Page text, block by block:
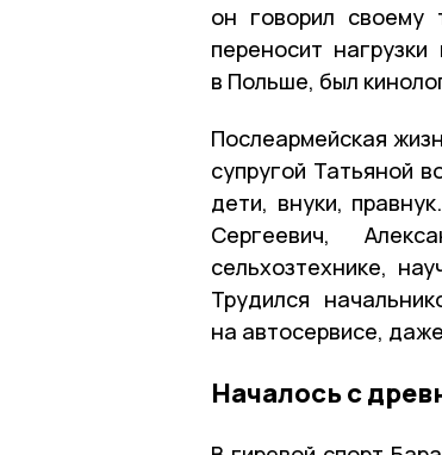
он говорил своему
переносит
в Польше, был
Послеармейская
супругой Татьяной
дети, внуки,
Сергеевич,
сельхозтехнике,
Трудился
на автосервисе,
Началось с